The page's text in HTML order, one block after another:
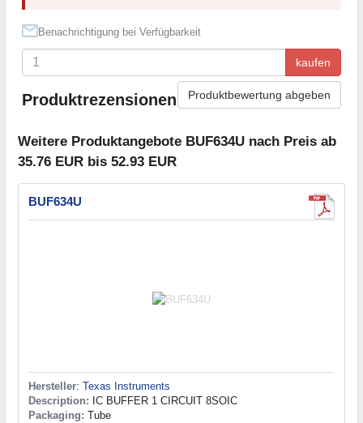
Benachrichtigung bei Verfügbarkeit
kaufen
Produktrezensionen Produktbewertung abgeben
Weitere Produktangebote BUF634U nach Preis ab
35.76 EUR bis 52.93 EUR
BUF634U
Hersteller: Texas Instruments
Description: IC BUFFER 1 CIRCUIT 8SOIC
Packaging: Tube